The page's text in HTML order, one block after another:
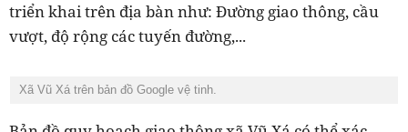
triển khai trên địa bàn như: Đường giao thông, cầu
vượt, độ rộng các tuyến đường,...
Xã Vũ Xá trên bản đồ Google vệ tinh.